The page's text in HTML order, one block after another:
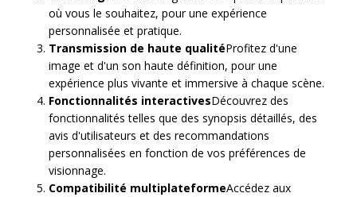
où vous le souhaitez, pour une expérience
personnalisée et pratique.
Transmission de haute qualitéProfitez d'une
image et d'un son haute définition, pour une
expérience plus vivante et immersive à chaque scène.
Fonctionnalités interactivesDécouvrez des
fonctionnalités telles que des synopsis détaillés, des
avis d'utilisateurs et des recommandations
personnalisées en fonction de vos préférences de
visionnage.
Compatibilité multiplateformeAccédez aux